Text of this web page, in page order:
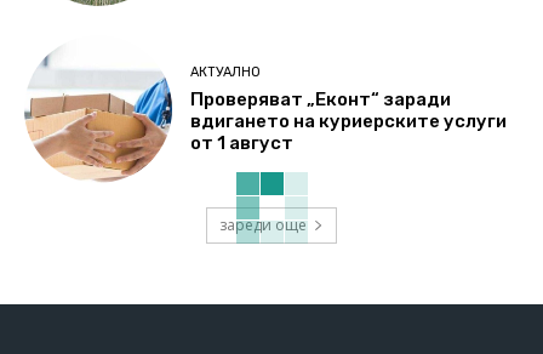
АКТУАЛНО
Проверяват „Еконт“ заради
вдигането на куриерските услуги
от 1 август
зареди още